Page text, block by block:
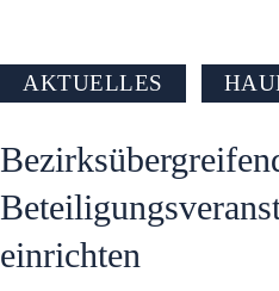
AKTUELLES
einrichten